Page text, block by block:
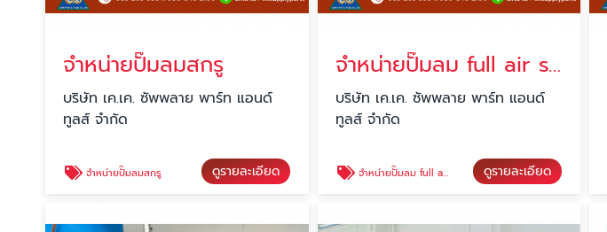
จำหน่ายปั๊มลมสกรู
บริษัท เค.เค. ซัพพลาย พาร์ท แอนด์
ทูลส์ จำกัด
จำหน่ายปั๊มลมสกรู ดูรายละเอียด
จำหน่ายปั๊มลม full air screw air compressor
บริษัท เค.เค. ซัพพลาย พาร์ท แอนด์
ทูลส์ จำกัด
จำหน่ายปั๊มลม full air screw air compressor ดูรายละเอียด